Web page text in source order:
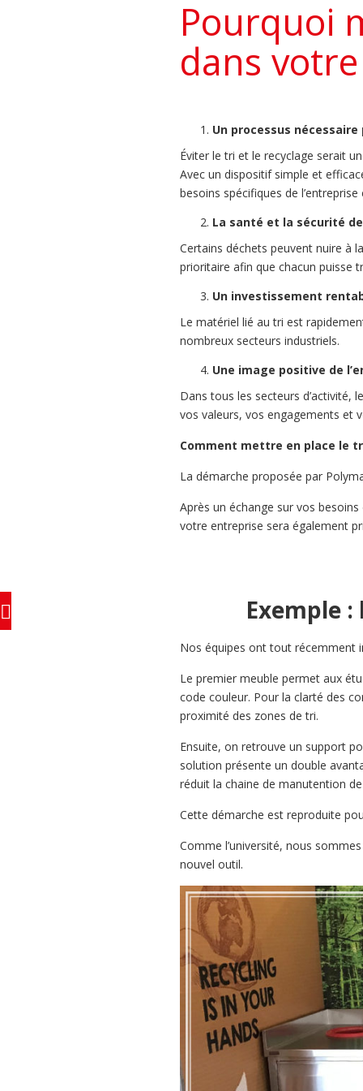
Pourquoi
dans
Un processus
Éviter le tri et le recyclage serait
Avec un dispositif simple et
besoins spécifiques de
La santé et la sécurité
Certains déchets peuvent nuire à
prioritaire afin que chacun puisse
Un investissement
Le matériel lié au tri est
nombreux secteurs industriels.
Une image positive de
Dans tous les secteurs d’activité,
vos valeurs, vos engagements et
Comment mettre en place le
La démarche proposée par
Après un échange sur vos
votre entreprise sera également
Exemple
Nos équipes ont tout récemment
Le premier meuble permet aux
code couleur. Pour la clarté des
proximité des zones de tri.
Ensuite, on retrouve un support
solution présente un double
réduit la chaine de manutention
Cette démarche est reproduite
Comme l’université, nous
nouvel outil.